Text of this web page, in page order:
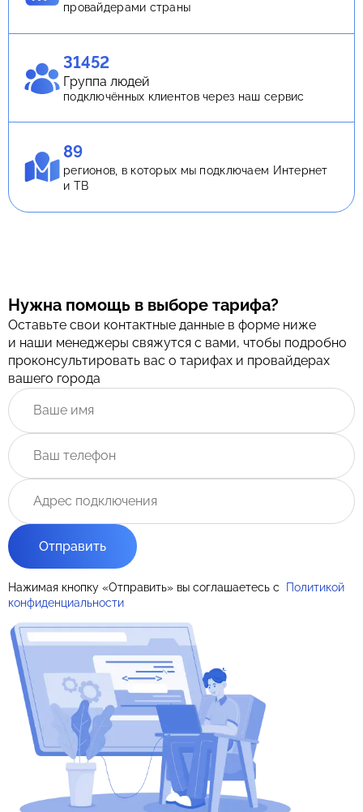
провайдерами страны
31452
Группа людей
подключённых клиентов через наш сервис
89
регионов, в которых мы подключаем Интернет
и ТВ
Нужна помощь в выборе тарифа?
Оставьте свои контактные данные в форме ниже
и наши менеджеры свяжутся с вами, чтобы подробно
проконсультировать вас о тарифах и провайдерах
вашего города
Отправить
Нажимая кнопку «Отправить» вы соглашаетесь с
Политикой
конфиденциальности